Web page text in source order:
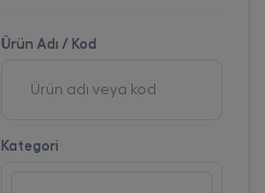
Ürün Adı / Kod
Kategori